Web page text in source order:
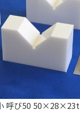
呼び50 50×28×23t